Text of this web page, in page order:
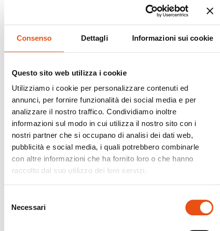
Consenso Dettagli Informazioni sui cookie
Questo sito web utilizza i cookie
Utilizziamo i cookie per personalizzare contenuti ed
annunci, per fornire funzionalità dei social media e per
analizzare il nostro traffico. Condividiamo inoltre
informazioni sul modo in cui utilizza il nostro sito con i
nostri partner che si occupano di analisi dei dati web,
pubblicità e social media, i quali potrebbero combinarle
con altre informazioni che ha fornito loro o che hanno
raccolto dal suo utilizzo dei loro servizi.
delNecessari